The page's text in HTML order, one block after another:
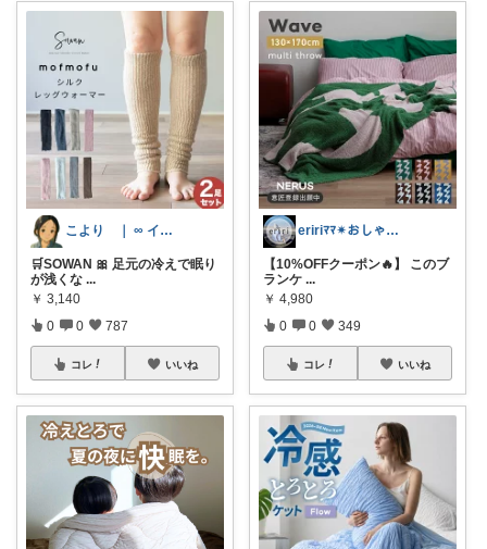
こより ｜ ∞ イヤイライケレ ∞
🛒SOWAN 🎀 足元の冷えで眠り
が浅くな ...
￥ 3,140
0 0 787
コレ いいね
eririﾏﾏ✴︎おしゃれ雑貨×子供×服
【10%OFFクーポン🔥】 このブ
ランケ ...
￥ 4,980
0 0 349
コレ いいね